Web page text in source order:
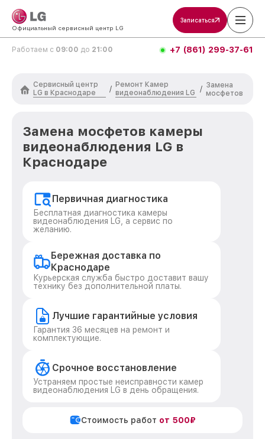
Официальный сервисный центр LG
Записаться
Работаем с 09:00 до 21:00 +7 (861) 299-37-61
Сервисный центр
LG в Краснодаре
/
Ремонт Камер
видеонаблюдения LG
/ Замена
мосфетов
Замена мосфетов камеры
видеонаблюдения LG в
Краснодаре
Первичная диагностика
Бесплатная диагностика камеры
видеонаблюдения LG, а сервис по
желанию.
Бережная доставка по
Краснодаре
Курьерская служба быстро доставит вашу
технику без дополнительной платы.
Лучшие гарантийные условия
Гарантия 36 месяцев на ремонт и
комплектующие.
Срочное восстановление
Устраняем простые неисправности камер
видеонаблюдения LG в день обращения.
Стоимость работ от 500₽